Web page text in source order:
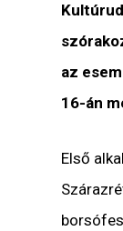
az
16-án
Első